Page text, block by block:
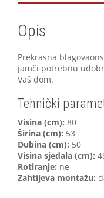
Opis
Prekrasna
jamči potrebnu
Vaš dom.
Tehnički
Visina (cm): 80
Širina (cm): 53
Dubina (cm): 50
Visina sjedala (cm):
Rotiranje: ne
Zahtijeva montažu: